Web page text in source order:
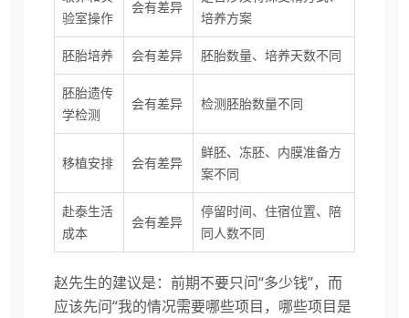
验室操作
会有差异
培养方案
胚胎培养 会有差异 胚胎数量、培养天数不同
胚胎遗传
学检测
会有差异 检测胚胎数量不同
移植安排 会有差异
鲜胚、冻胚、内膜准备方
案不同
赴泰生活
成本
会有差异
停留时间、住宿位置、陪
同人数不同
赵先生的建议是：前期不要只问“多少钱”，而
应该先问“我的情况需要哪些项目，哪些项目是